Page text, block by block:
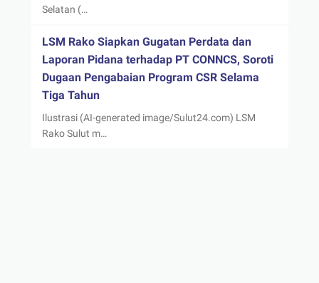
Selatan (…
LSM Rako Siapkan Gugatan Perdata dan
Laporan Pidana terhadap PT CONNCS, Soroti
Dugaan Pengabaian Program CSR Selama
Tiga Tahun
Ilustrasi (AI-generated image/Sulut24.com) LSM
Rako Sulut m…